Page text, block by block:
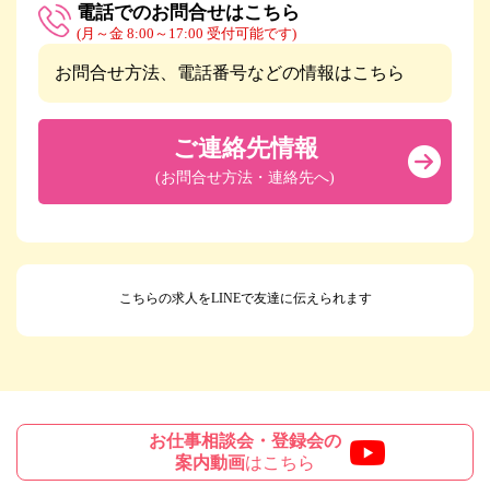
電話でのお問合せはこちら
(月～金 8:00～17:00 受付可能です)
お問合せ方法、電話番号などの情報はこちら
ご連絡先情報
(お問合せ方法・連絡先へ)
こちらの求人をLINEで友達に伝えられます
お仕事相談会・登録会の
案内動画はこちら